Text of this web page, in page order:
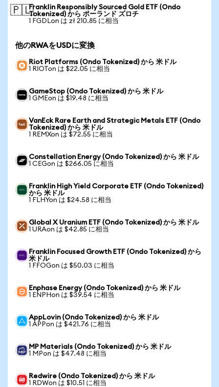
🇵🇱Franklin Responsibly Sourced Gold ETF (Ondo
Tokenized) から ポーランド ズロチ
1 FGDLon は zł 210.85 に相当
他のRWAをUSDに変換
Riot Platforms (Ondo Tokenized) から 米ドル
1 RIOTon は $22.05 に相当
GameStop (Ondo Tokenized) から 米ドル
1 GMEon は $19.48 に相当
VanEck Rare Earth and Strategic Metals ETF (Ondo
Tokenized) から 米ドル
1 REMXon は $72.55 に相当
Constellation Energy (Ondo Tokenized) から 米ドル
1 CEGon は $266.05 に相当
Franklin High Yield Corporate ETF (Ondo Tokenized)
から 米ドル
1 FLHYon は $24.58 に相当
Global X Uranium ETF (Ondo Tokenized) から 米ドル
1 URAon は $42.85 に相当
Franklin Focused Growth ETF (Ondo Tokenized) から
米ドル
1 FFOGon は $50.03 に相当
Enphase Energy (Ondo Tokenized) から 米ドル
1 ENPHon は $39.54 に相当
AppLovin (Ondo Tokenized) から 米ドル
1 APPon は $421.76 に相当
MP Materials (Ondo Tokenized) から 米ドル
1 MPon は $47.48 に相当
Redwire (Ondo Tokenized) から 米ドル
1 RDWon は $10.51 に相当